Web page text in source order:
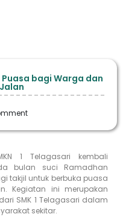
bagi Warga dan
1 Telagasari kembali
bulan suci Ramadhan
takjil untuk berbuka puasa
Kegiatan ini merupakan
SMK 1 Telagasari dalam
sekitar.